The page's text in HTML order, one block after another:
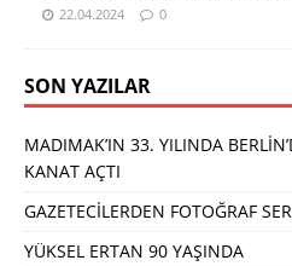
22.04.2024 0
SON YAZILAR
MADIMAK’IN 33. YILINDA
KANAT AÇTI
GAZETECİLERDEN FOTOĞRAF
YÜKSEL ERTAN 90 YAŞINDA